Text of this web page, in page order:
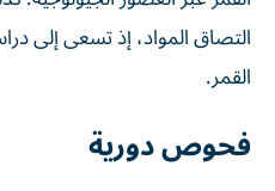
التصاق المواد، إذ تسعى إلى
القمر.
فحوص دورية